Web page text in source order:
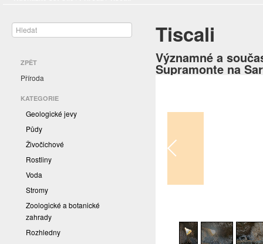
ZPĚT
Příroda
KATEGORIE
Geologické jevy
Půdy
Živočichové
Rostliny
Voda
Stromy
Zoologické a botanické
zahrady
Rozhledny
Tiscali
Významné a
Supramonte na